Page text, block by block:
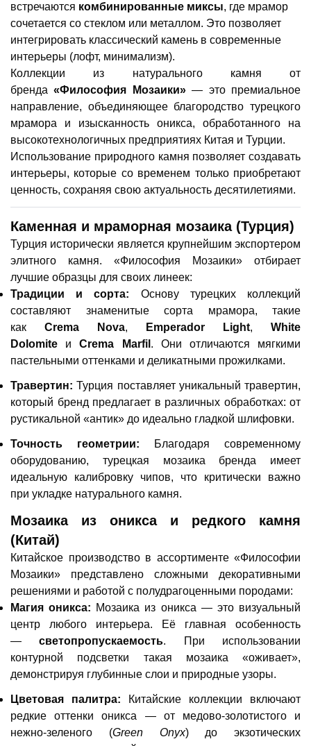
встречаются комбинированные миксы, где мрамор
сочетается со стеклом или металлом. Это позволяет
интегрировать классический камень в современные
интерьеры (лофт, минимализм).
Коллекции из натурального камня от
бренда«Философия Мозаики»— это премиальное
направление, объединяющее благородство турецкого
мрамора и изысканность оникса, обработанного на
высокотехнологичных предприятиях Китая и Турции.
Использование природного камня позволяет создавать
интерьеры, которые со временем только приобретают
ценность, сохраняя свою актуальность десятилетиями.
Каменная и мраморная мозаика (Турция)
Турция исторически является крупнейшим экспортером
элитного камня. «Философия Мозаики» отбирает
лучшие образцы для своих линеек:
Традиции и сорта: Основу турецких коллекций
составляют знаменитые сорта мрамора, такие
как Crema Nova, Emperador Light, White
Dolomite иCrema Marfil . Они отличаются мягкими
пастельными оттенками и деликатными прожилками.
Травертин: Турция поставляет уникальный травертин,
который бренд предлагает в различных обработках: от
рустикальной «антик» до идеально гладкой шлифовки.
Точность геометрии: Благодаря современному
оборудованию, турецкая мозаика бренда имеет
идеальную калибровку чипов, что критически важно
при укладке натурального камня.
Мозаика из оникса и редкого камня
(Китай)
Китайское производство в ассортименте «Философии
Мозаики» представлено сложными декоративными
решениями и работой с полудрагоценными породами:
Магия оникса: Мозаика из оникса — это визуальный
центр любого интерьера. Её главная особенность
—светопропускаемость. При использовании
контурной подсветки такая мозаика «оживает»,
демонстрируя глубинные слои и природные узоры.
Цветовая палитра: Китайские коллекции включают
редкие оттенки оникса — от медово-золотистого и
нежно-зеленого (Green Onyx) до экзотических